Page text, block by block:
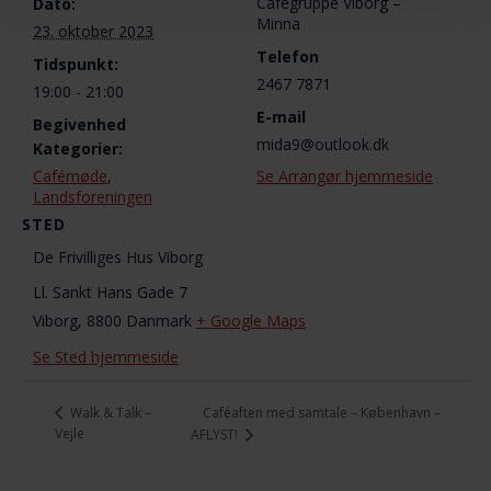
23. oktober 2023
Tidspunkt:
19:00 - 21:00
Begivenhed
Kategorier:
Cafémøde,
Landsforeningen
STED
De Frivilliges Hus Viborg
Ll. Sankt Hans Gade 7
Viborg, 8800 Danmark + Google Maps
Se Sted hjemmeside
Minna
Telefon
2467 7871
E-mail
mida9@outlook.dk
Se Arrangør hjemmeside
Walk & Talk –
Vejle
Caféaften med samtale – København –
AFLYST!